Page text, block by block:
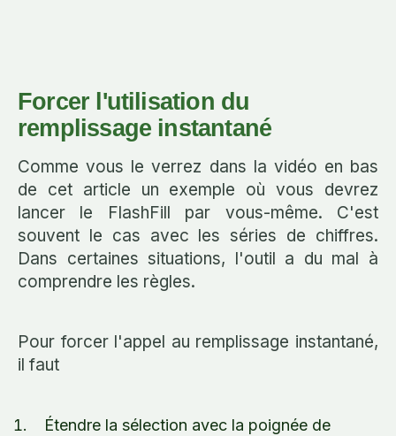
Forcer l'utilisation du
remplissage instantané
Comme vous le verrez dans la vidéo en bas
de cet article un exemple où vous devrez
lancer le FlashFill par vous-même. C'est
souvent le cas avec les séries de chiffres.
Dans certaines situations, l'outil a du mal à
comprendre les règles.
Pour forcer l'appel au remplissage instantané,
il faut
Étendre la sélection avec la poignée de